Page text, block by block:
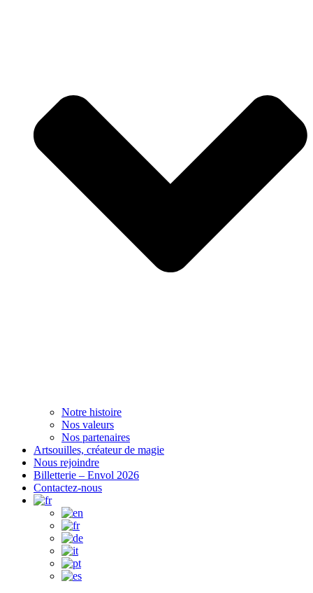
Notre histoire
Nos valeurs
Nos partenaires
Artsouilles, créateur de magie
Nous rejoindre
Billetterie – Envol 2026
Contactez-nous